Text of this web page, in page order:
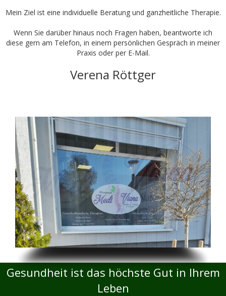
Mein Ziel ist eine individuelle Beratung und ganzheitliche Therapie.
Wenn Sie darüber hinaus noch Fragen haben, beantworte ich
diese gern am Telefon, in einem persönlichen Gespräch in meiner
Praxis oder per E-Mail.
Verena Röttger
Gesundheit ist das höchste Gut in Ihrem
Leben